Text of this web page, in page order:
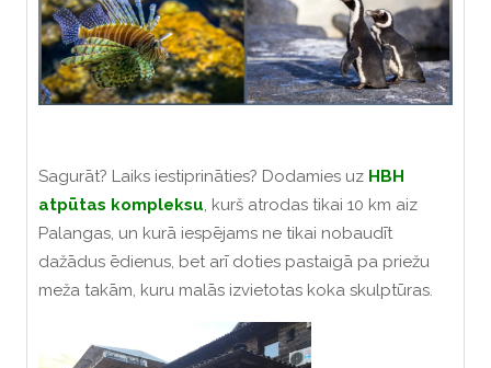
Sagurāt? Laiks iestiprināties? Dodamies uz HBH
atpūtas kompleksu, kurš atrodas tikai 10 km aiz
Palangas, un kurā iespējams ne tikai nobaudīt
dažādus ēdienus, bet arī doties pastaigā pa priežu
meža takām, kuru malās izvietotas koka skulptūras.